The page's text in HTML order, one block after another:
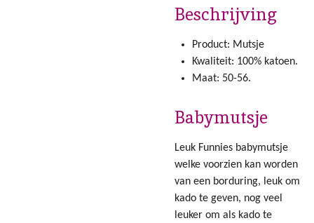
Beschrijving
Product: Mutsje
Kwaliteit: 100% katoen.
Maat: 50-56.
Babymutsje
Leuk Funnies babymutsje
welke voorzien kan worden
van een borduring, leuk om
kado te geven, nog veel
leuker om als kado te